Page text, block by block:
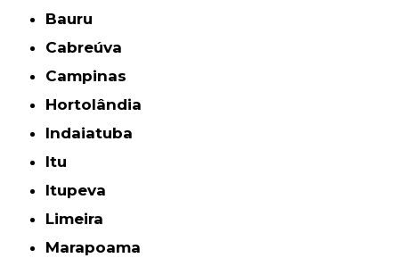
Bauru
Cabreúva
Campinas
Hortolândia
Indaiatuba
Itu
Itupeva
Limeira
Marapoama